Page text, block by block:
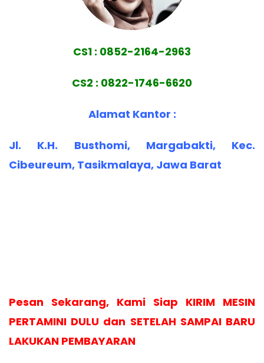
CS1 : 0852-2164-2963
CS2 : 0822-1746-6620
Alamat Kantor :
Jl. K.H. Busthomi, Margabakti, Kec.
Cibeureum, Tasikmalaya, Jawa Barat
Pesan Sekarang, Kami Siap KIRIM MESIN
PERTAMINI DULU dan SETELAH SAMPAI BARU
LAKUKAN PEMBAYARAN